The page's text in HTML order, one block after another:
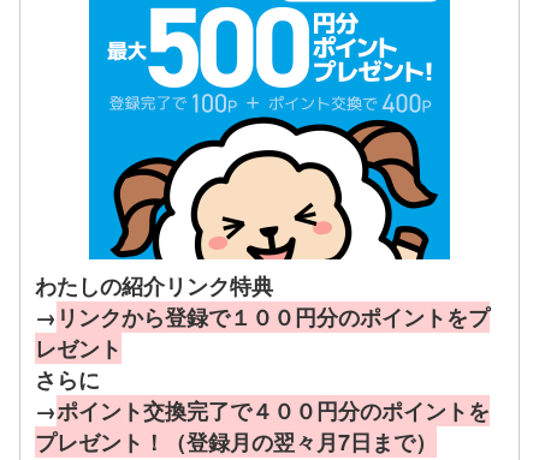
わたしの紹介リンク特典
→ リンクから登録で１００円分のポイントをプ
レゼント
さらに
→ポイント交換完了で４００円分のポイントを
プレゼント！（登録月の翌々月7日まで）